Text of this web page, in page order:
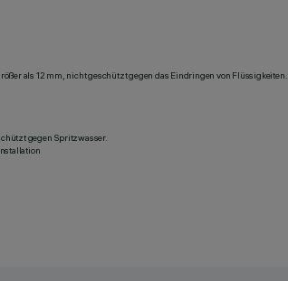
als 12 mm, nicht geschützt gegen das Eindringen von Flüssigkeiten.
gegen Spritzwasser.